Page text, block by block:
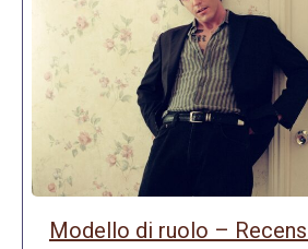
Modello di ruolo –